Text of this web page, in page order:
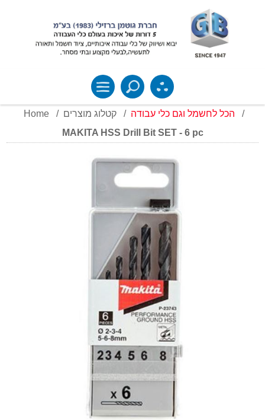
Home / קטלוג מוצרים / הכל לחשמל וגם כלי עבודה
/
MAKITA HSS Drill Bit SET - 6 pc